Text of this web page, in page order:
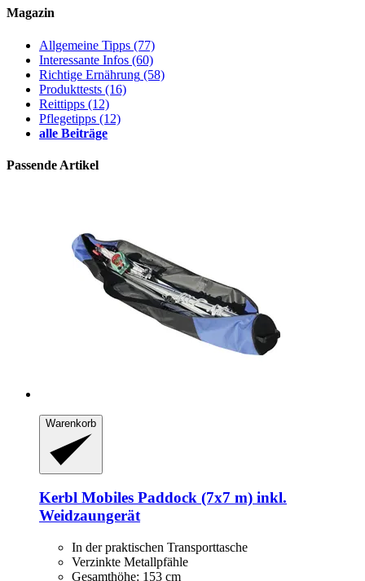
Magazin
Allgemeine Tipps (77)
Interessante Infos (60)
Richtige Ernährung (58)
Produkttests (16)
Reittipps (12)
Pflegetipps (12)
alle Beiträge
Passende Artikel
Warenkorb
Kerbl Mobiles Paddock (7x7 m) inkl.
Weidzaungerät
In der praktischen Transporttasche
Verzinkte Metallpfähle
Gesamthöhe: 153 cm